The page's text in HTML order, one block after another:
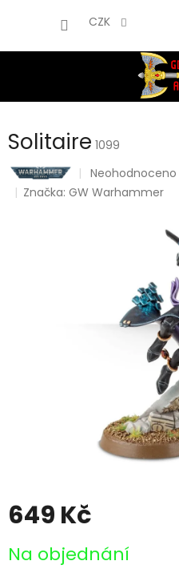
CZK
Solitaire 1099
Průměrné
hodnocení
Neohodnoceno
Značka:GW Warhammer
649 Kč
cena:
Na objednání